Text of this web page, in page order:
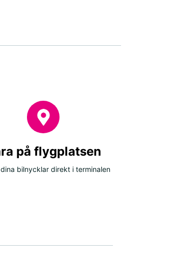
på flygplatsen
bilnycklar direkt i terminalen